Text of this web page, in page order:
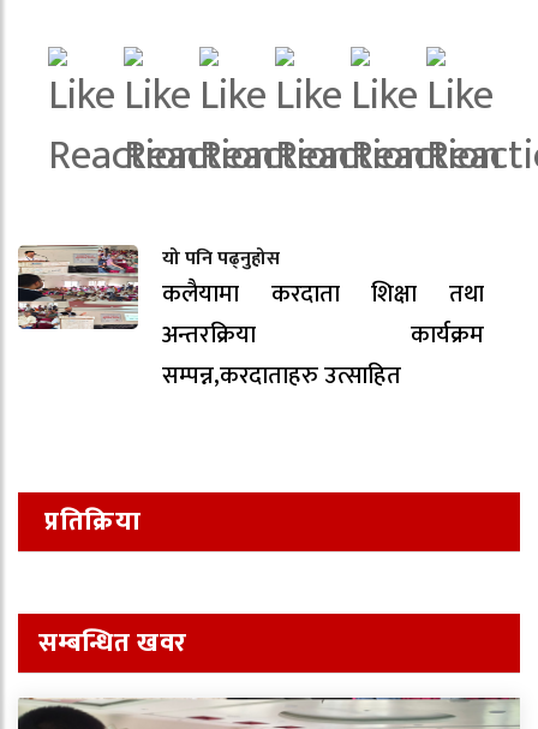
यो पनि पढ्नुहोस
कलैयामा करदाता शिक्षा तथा
अन्तरक्रिया कार्यक्रम
सम्पन्न,करदाताहरु उत्साहित
प्रतिक्रिया
सम्बन्धित खवर